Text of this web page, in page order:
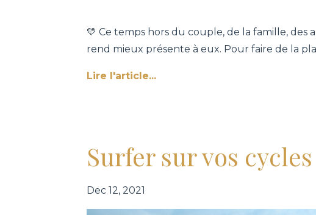
💛 Ce temps hors du couple, de la famille, des
rend mieux présente à eux. Pour faire de la
Lire l'article...
Surfer sur vos
Dec 12, 2021